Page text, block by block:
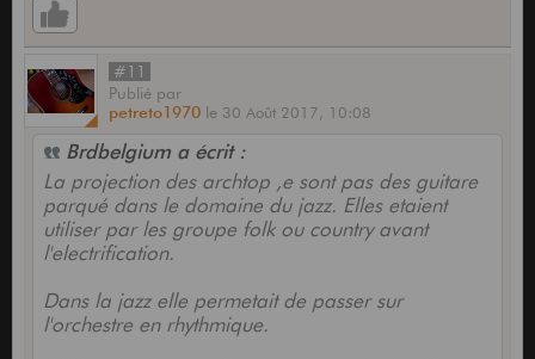
#11
Publié par
petreto1970 le 30 Août 2017, 10:08
Brdbelgium a écrit :
La projection des archtop ,e sont pas des guitare
parqué dans le domaine du jazz. Elles etaient
utiliser par les groupe folk ou country avant
l'electrification.
Dans la jazz elle permetait de passer sur
l'orchestre en rhythmique.